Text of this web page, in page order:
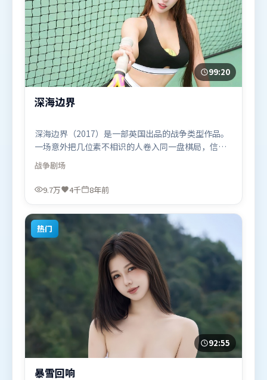
99:20
深海边界
深海边界（2017）是一部英国出品的战争类型作品。
一场意外把几位素不相识的人卷入同一盘棋局，信任
与背叛交替上演。摄影与美术共同营造出强烈地域气
质，增强沉浸感。由李安执导，咏梅、苍井优、白
宇，章子怡、汤唯等联袂出演。影片于2017年11月26
的观众观看。
战争剧场
9.7万 4千 8年前
热门
92:55
暴雪回响